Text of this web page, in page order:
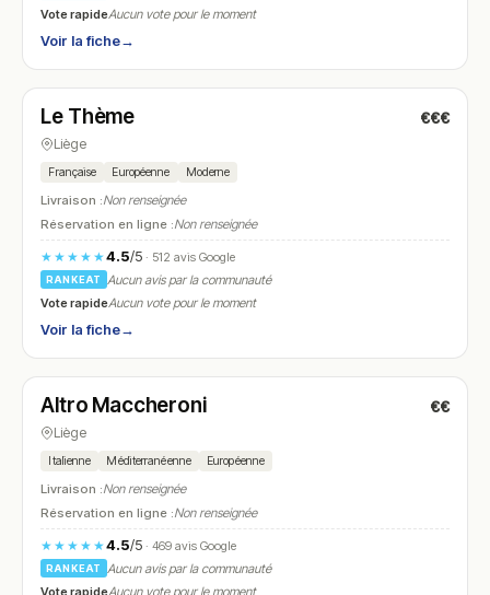
Vote rapideAucun vote pour le moment
Voir la fiche→
N° 20
Le Thème €€€
Liège
Française Européenne Moderne
Livraison :Non renseignée
Réservation en ligne :Non renseignée
★★★★★4.5/5· 512 avis Google
RANKEAT
Aucun avis par la communauté
Vote rapideAucun vote pour le moment
Voir la fiche→
N° 21
Altro Maccheroni €€
Liège
Italienne Méditerranéenne Européenne
Livraison :Non renseignée
Réservation en ligne :Non renseignée
★★★★★4.5/5· 469 avis Google
RANKEAT
Aucun avis par la communauté
Vote rapideAucun vote pour le moment